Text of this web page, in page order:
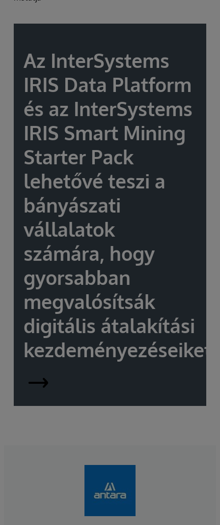
Az InterSystems
IRIS Data Platform
és az InterSystems
IRIS Smart Mining
Starter Pack
lehetővé teszi a
bányászati
vállalatok
számára, hogy
gyorsabban
megvalósítsák
digitális átalakítási
kezdeményezéseiket.
InterSystems
IRIS